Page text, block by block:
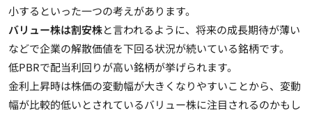
小するといった一つの考えがあります。
バリュー株は割安株と言われるように、将来の成長期待が薄い
などで企業の解散価値を下回る状況が続いている銘柄です。
低PBRで配当利回りが高い銘柄が挙げられます。
金利上昇時は株価の変動幅が大きくなりやすいことから、変動
幅が比較的低いとされているバリュー株に注目されるのかもし